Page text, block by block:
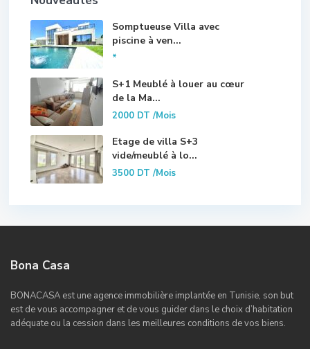
Somptueuse Villa avec
piscine à ven...
*
S+1 Meublé à louer au cœur
de la Ma...
2000 DT/Mois
Etage de villa S+3
vide/meublé à lo...
3500 DT/Mois
Bona Casa
BONACASA est une agence immobilière implantée en Tunisie, son but
est de vous accompagner et de vous guider dans le choix d’habitation
adéquate ou la cession dans les meilleures conditions de vos biens.